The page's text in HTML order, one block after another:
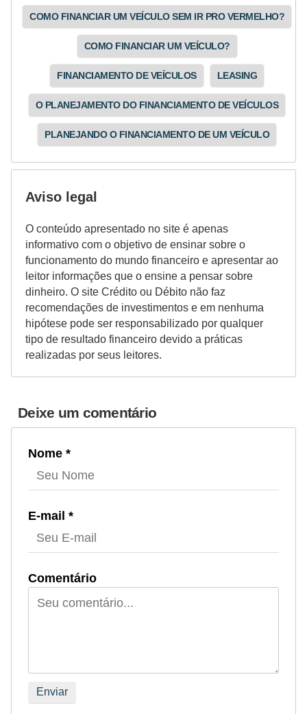
COMO FINANCIAR UM VEÍCULO SEM IR PRO VERMELHO?
COMO FINANCIAR UM VEÍCULO?
FINANCIAMENTO DE VEÍCULOS LEASING
O PLANEJAMENTO DO FINANCIAMENTO DE VEÍCULOS
PLANEJANDO O FINANCIAMENTO DE UM VEÍCULO
Aviso legal
O conteúdo apresentado no site é apenas
informativo com o objetivo de ensinar sobre o
funcionamento do mundo financeiro e apresentar ao
leitor informações que o ensine a pensar sobre
dinheiro. O site Crédito ou Débito não faz
recomendações de investimentos e em nenhuma
hipótese pode ser responsabilizado por qualquer
tipo de resultado financeiro devido a práticas
realizadas por seus leitores.
Deixe um comentário
Nome *
E-mail *
Comentário